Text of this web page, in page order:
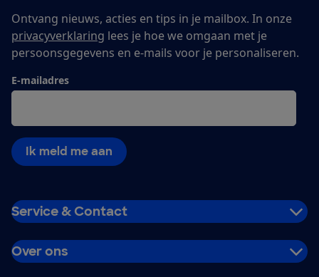
Ontvang nieuws, acties en tips in je mailbox. In onze
privacyverklaring lees je hoe we omgaan met je
persoonsgegevens en e-mails voor je personaliseren.
E-mailadres
Ik meld me aan
Service & Contact
Over ons